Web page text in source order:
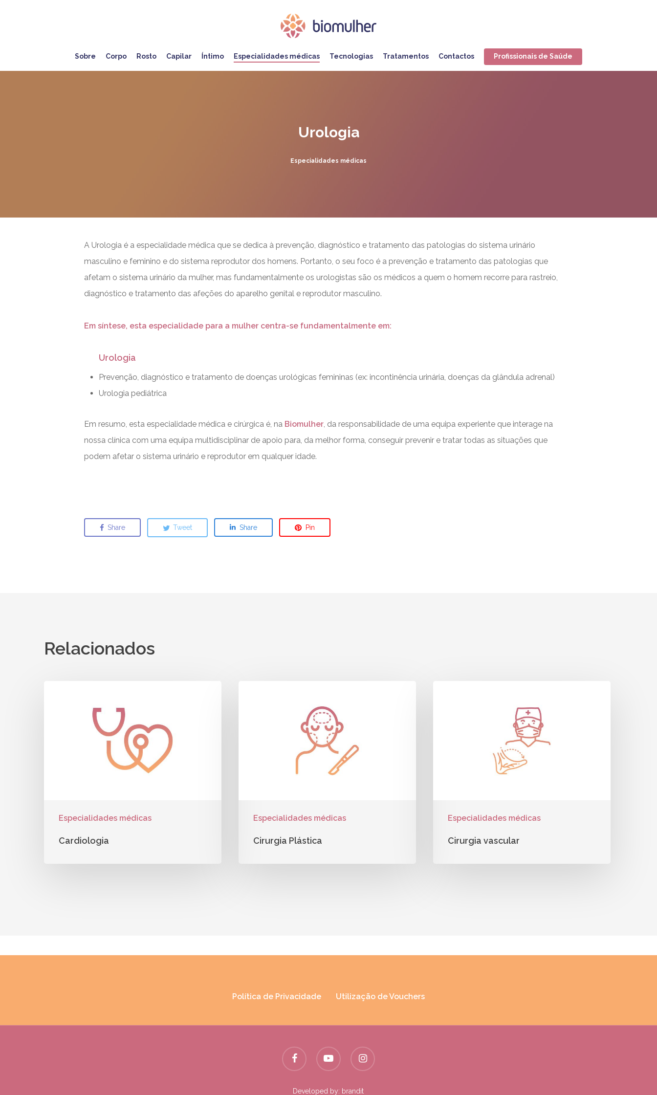
Hit enter to search or ESC to close
Sobre Corpo Rosto Capilar Íntimo Especialidades médicas Tecnologias Tratamentos Contactos Profissionais de Saúde
Urologia
Especialidades médicas
A Urologia é a especialidade médica que se dedica à prevenção, diagnóstico e tratamento das patologias do sistema urinário
masculino e feminino e do sistema reprodutor dos homens. Portanto, o seu foco é a prevenção e tratamento das patologias que
afetam o sistema urinário da mulher, mas fundamentalmente os urologistas são os médicos a quem o homem recorre para rastreio,
diagnóstico e tratamento das afeções do aparelho genital e reprodutor masculino.
Em síntese, esta especialidade para a mulher centra-se fundamentalmente em:
Urologia
Prevenção, diagnóstico e tratamento de doenças urológicas femininas (ex: incontinência urinária, doenças da glândula adrenal)
Urologia pediátrica
Em resumo, esta especialidade médica e cirúrgica é, na Biomulher, da responsabilidade de uma equipa experiente que interage na
nossa clínica com uma equipa multidisciplinar de apoio para, da melhor forma, conseguir prevenir e tratar todas as situações que
podem afetar o sistema urinário e reprodutor em qualquer idade.
Share Tweet Share Pin
Relacionados
Especialidades médicas
Cardiologia
Especialidades médicas
Cirurgia Plástica
Especialidades médicas
Cirurgia vascular
Política de Privacidade Utilização de Vouchers
Developed by: brandit